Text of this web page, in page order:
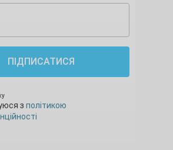
ПІДПИСАТИСЯ
з політикою